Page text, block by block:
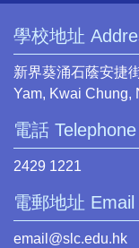
學校地址
新界葵涌石蔭安捷
Yam, Kwai Chung,
電話 Telephone
2429 1221
電郵地址 Email
email@slc.edu.hk